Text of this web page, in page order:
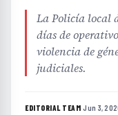
La Policía local
días de
violencia de
judiciales.
EDITORIAL TEAM·Jun 3,